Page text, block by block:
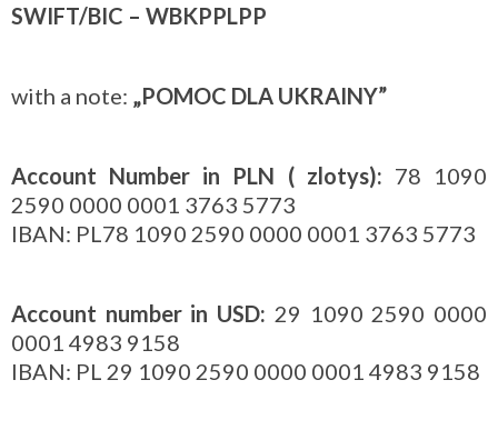
SWIFT/BIC – WBKPPLPP
with a note: „POMOC DLA UKRAINY”
Account Number in PLN ( zlotys): 78 1090
2590 0000 0001 3763 5773
IBAN: PL78 1090 2590 0000 0001 3763 5773
Account number in USD: 29 1090 2590 0000
0001 4983 9158
IBAN: PL 29 1090 2590 0000 0001 4983 9158